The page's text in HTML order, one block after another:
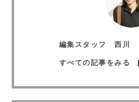
編集スタッフ 西川
すべての記事をみる